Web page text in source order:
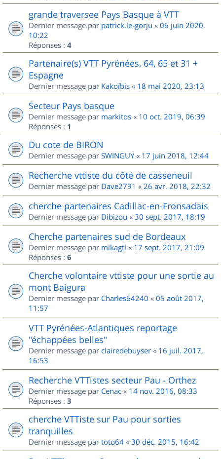
grande traversee Pays Basque à VTT
Dernier message par patrick.le-gorju « 06 juin 2020,
10:22
Réponses : 4
Partenaire(s) VTT Pyrénées, 64, 65 et 31 +
Espagne
Dernier message par Kakoïbis « 18 mai 2020, 23:13
Secteur Pays basque
Dernier message par markitos « 10 oct. 2019, 06:39
Réponses : 1
Du cote de BIRON
Dernier message par SWINGUY« 17 juin 2018, 12:44
Recherche vttiste du côté de casseneuil
Dernier message par Dave2791 « 26 avr. 2018, 22:32
cherche partenaires Cadillac-en-Fronsadais
Dernier message par Dibizou « 30 sept. 2017, 18:19
Cherche partenaires sud de Bordeaux
Dernier message par mikagtl « 17 sept. 2017, 21:09
Réponses : 6
Cherche volontaire vttiste pour une sortie au
mont Baigura
Dernier message par Charles64240 « 05 août 2017,
11:57
VTT Pyrénées-Atlantiques reportage
"échappées belles"
Dernier message par clairedebuyser « 16 juil. 2017,
16:53
Recherche VTTistes secteur Pau - Orthez
Dernier message par Cenac « 14 nov. 2016, 08:33
Réponses : 3
cherche VTTiste sur Pau pour sorties
tranquilles
Dernier message par toto64 « 30 déc. 2015, 16:42